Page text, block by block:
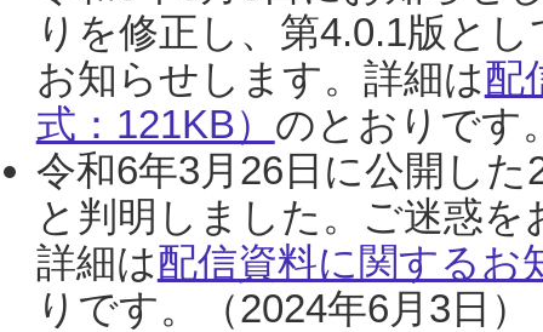
りを修正し、第4.0.1版と
お知らせします。詳細は配
式：121KB） のとおりです
令和6年3月26日に公開し
と判明しました。ご迷惑
詳細は配信資料に関するお
りです。（2024年6月3日）